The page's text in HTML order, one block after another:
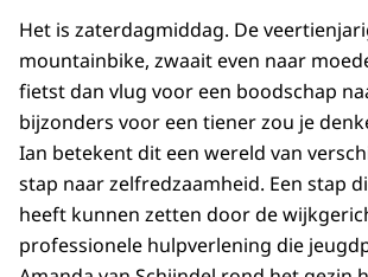
Het is zaterdagmiddag. De
mountainbike, zwaait even naar
fietst dan vlug voor een boodschap
bijzonders voor een tiener zou je
Ian betekent dit een wereld van
stap naar zelfredzaamheid. Een stap
heeft kunnen zetten door de
professionele hulpverlening die